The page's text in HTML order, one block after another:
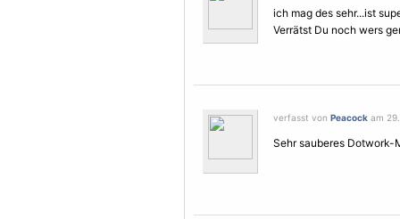
ich mag des sehr...ist
Verrätst Du noch wers
verfasst von Peacock am
Sehr sauberes Dotwork-